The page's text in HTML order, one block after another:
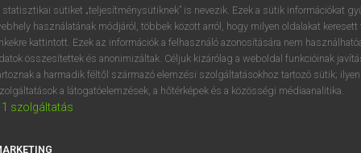
VAN ELŐFIZETÉSED?
megtekintéséhez.
statisztikai sütiket „teljesítménysütiknek” is nevezik. Ezek a sütik információkat
használatának módjáról, többek között arról, hogy milyen oldalakat keresett
kattintott. Ezek az információk a felhasználó azonosítására nem
összesítettek és anonimizáltak. Céljuk kizárólag a weboldal funkcióinak
a harmadik féltől származó elemzési szolgáltatásokhoz tartozó sütik;
a látogatóelemzések, a hőtérképek és a közösségi médiaanalitika.
1 szolgáltatás
q w e r t z u i
a s d f g h j k l é
í y x c v b n m , .